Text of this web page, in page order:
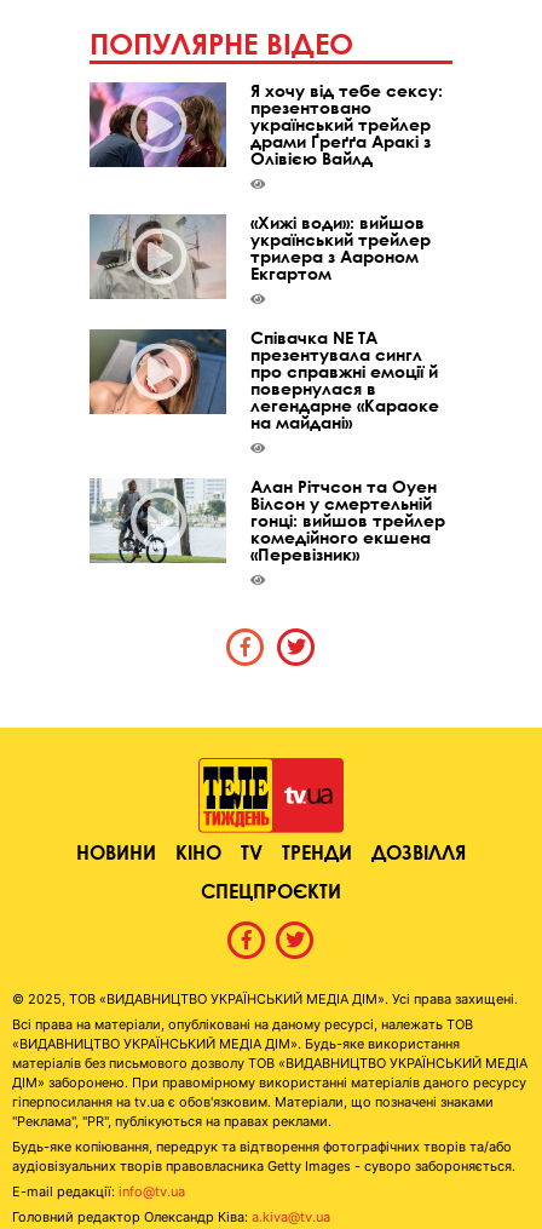
ПОПУЛЯРНЕ ВІДЕО
Я хочу від тебе сексу:
презентовано
український трейлер
драми Ґреґґа Аракі з
Олівією Вайлд
«Хижі води»: вийшов
український трейлер
трилера з Аароном
Екгартом
Співачка NE TA
презентувала сингл
про справжні емоції й
повернулася в
легендарне «Караоке
на майдані»
Алан Рітчсон та Оуен
Вілсон у смертельній
гонці: вийшов трейлер
комедійного екшена
«Перевізник»
НОВИНИ КІНО TV ТРЕНДИ
ДОЗВІЛЛЯ
СПЕЦПРОЄКТИ
© 2025, ТОВ «ВИДАВНИЦТВО УКРАЇНСЬКИЙ МЕДІА ДІМ». Усі права захищені.
Всі права на матеріали, опубліковані на даному ресурсі, належать ТОВ
«ВИДАВНИЦТВО УКРАЇНСЬКИЙ МЕДІА ДІМ». Будь-яке використання
матеріалів без письмового дозволу ТОВ «ВИДАВНИЦТВО УКРАЇНСЬКИЙ МЕДІА
ДІМ» заборонено. При правомірному використанні матеріалів даного ресурсу
гіперпосилання на tv.ua є обов'язковим. Матеріали, що позначені знаками
"Реклама", "PR", публікуються на правах реклами.
Будь-яке копіювання, передрук та відтворення фотографічних творів та/або
аудіовізуальних творів правовласника Getty Images - суворо забороняється.
E-mail редакції: info@tv.ua
Головний редактор Олександр Ківа: a.kiva@tv.ua